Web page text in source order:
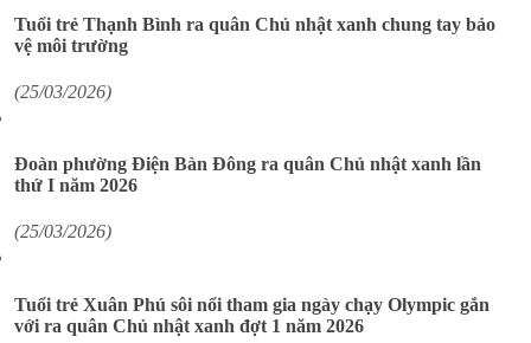
Tuổi trẻ Thạnh Bình ra quân Chủ nhật xanh chung tay bảo
vệ môi trường
(25/03/2026)
Đoàn phường Điện Bàn Đông ra quân Chủ nhật xanh lần
thứ I năm 2026
(25/03/2026)
Tuổi trẻ Xuân Phú sôi nổi tham gia ngày chạy Olympic gắn
với ra quân Chủ nhật xanh đợt 1 năm 2026